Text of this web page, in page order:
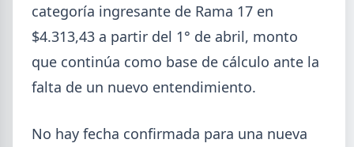
GENERAL
Día de la Siderurgia: cómo llega el
sector al aniversario 78 del legado
de Savio
Manuel Savio con inversiones millonarias, un
categoría ingresante de Rama 17 en
$4.313,43 a partir del 1° de abril, monto
que continúa como base de cálculo ante la
falta de un nuevo entendimiento.
No hay fecha confirmada para una nueva